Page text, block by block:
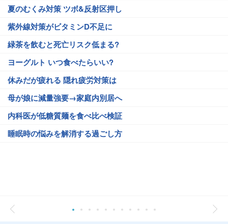
夏のむくみ対策 ツボ&反射区押し
紫外線対策がビタミンD不足に
緑茶を飲むと死亡リスク低まる?
ヨーグルト いつ食べたらいい?
休みだが疲れる 隠れ疲労対策は
母が娘に減量強要→家庭内別居へ
内科医が低糖質麺を食べ比べ検証
睡眠時の悩みを解消する過ごし方